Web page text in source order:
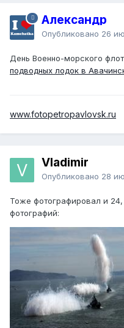
Александр
Опубликовано 26
День Военно-морского
подводных лодок в
www.fotopetropavlovsk.ru
Vlаdimir
Опубликовано 28
Тоже фотографировал и
фотографий: